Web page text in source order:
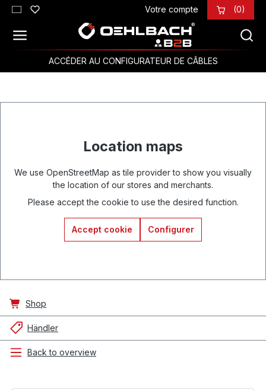
Passer au contenu principal Votre compte (0)
ACCÉDER AU CONFIGURATEUR DE CÂBLES
Location maps
We use OpenStreetMap as tile provider to show you visually
the location of our stores and merchants.
Please accept the cookie to use the desired function.
Accept cookie Configurer
Shop
Händler
Back to overview